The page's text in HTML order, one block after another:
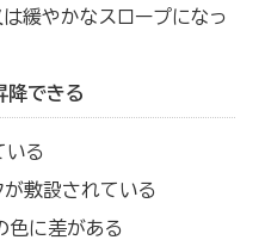
緩やかなスロープになっ
降できる
いる
が敷設されている
色に差がある